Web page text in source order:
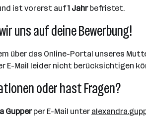
ist vorerst auf1 Jahrbefristet.
uns auf deine Bewerbung!
über das Online-Portal unseres
E-Mail leider nicht berücksichtigen
oder hast Fragen?
Gupperper E-Mail unter